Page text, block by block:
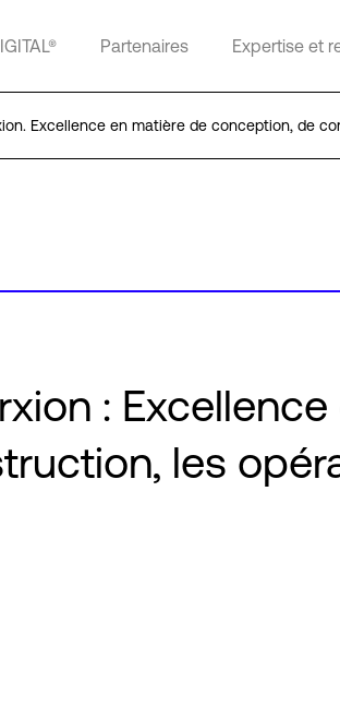
Partenaires Expertise et
Excellence en matière de conception, de
:
les